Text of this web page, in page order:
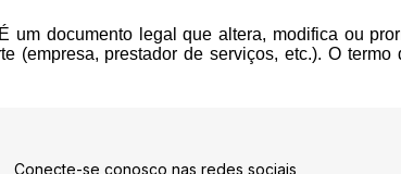
um documento legal que altera, modifica ou
(empresa, prestador de serviços, etc.). O
Conecte-se conosco nas redes sociais